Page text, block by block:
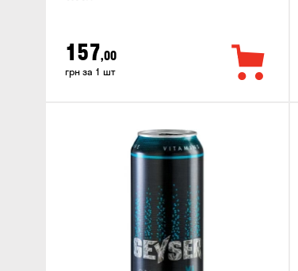
157,00
грн за 1 шт